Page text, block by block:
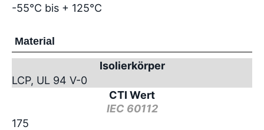
-55°C bis + 125°C
Material
Isolierkörper
LCP, UL 94 V-0
CTI Wert
IEC 60112
175